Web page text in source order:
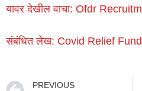
यावर देखील वाचा: Ofdr
संबंधित लेख: Covid Relief
PREVIOUS